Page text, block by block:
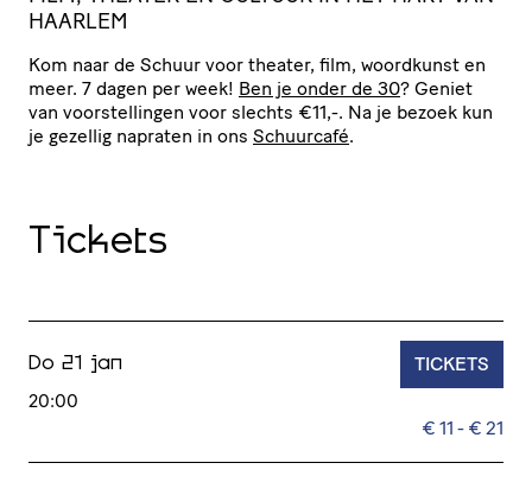
HAARLEM
Kom naar de Schuur voor theater, film, woordkunst en
meer. 7 dagen per week! Ben je onder de 30? Geniet
van voor­stel­lingen voor slechts €11,-. Na je bezoek kun
je gezellig napraten in ons Schuurcafé.
Tickets
Do 21 jan
20:00
€ 11 - € 21
TICKETS